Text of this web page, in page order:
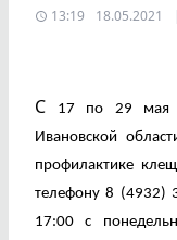
13:19 18.05.2021
С 17 по 29 мая в
Ивановской
профилактике
телефону 8 (4932)
17:00 с